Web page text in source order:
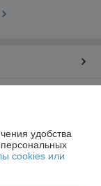
удобства
cookies или